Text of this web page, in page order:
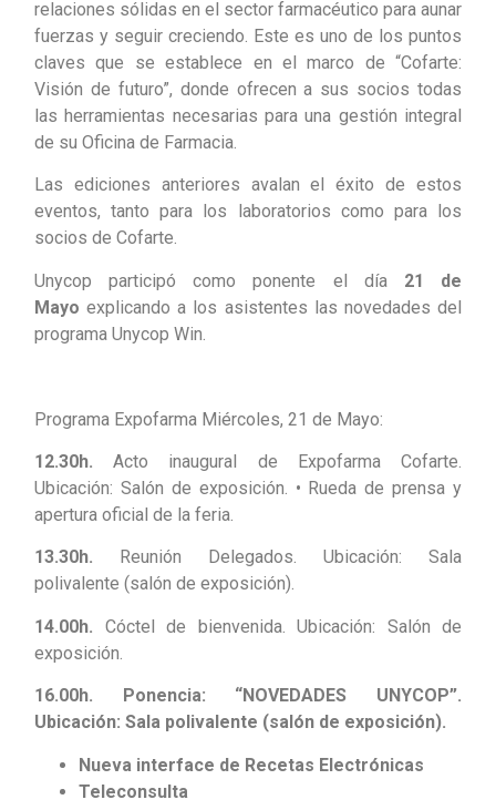
relaciones sólidas en el sector farmacéutico para aunar
fuerzas y seguir creciendo. Este es uno de los puntos
claves que se establece en el marco de “Cofarte:
Visión de futuro”, donde ofrecen a sus socios todas
las herramientas necesarias para una gestión integral
de su Oficina de Farmacia.
Las ediciones anteriores avalan el éxito de estos
eventos, tanto para los laboratorios como para los
socios de Cofarte.
Unycop participó como ponente el día 21 de
Mayo explicando a los asistentes las novedades del
programa Unycop Win.
Programa Expofarma Miércoles, 21 de Mayo:
12.30h. Acto inaugural de Expofarma Cofarte.
Ubicación: Salón de exposición. • Rueda de prensa y
apertura oficial de la feria.
13.30h. Reunión Delegados. Ubicación: Sala
polivalente (salón de exposición).
14.00h. Cóctel de bienvenida. Ubicación: Salón de
exposición.
16.00h. Ponencia: “NOVEDADES UNYCOP”.
Ubicación: Sala polivalente (salón de exposición).
Nueva interface de Recetas Electrónicas
Teleconsulta